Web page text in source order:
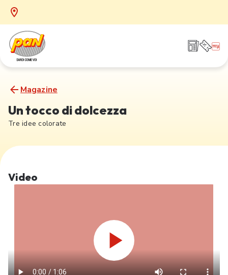
Magazine
Un tocco di dolcezza
Tre idee colorate
Video